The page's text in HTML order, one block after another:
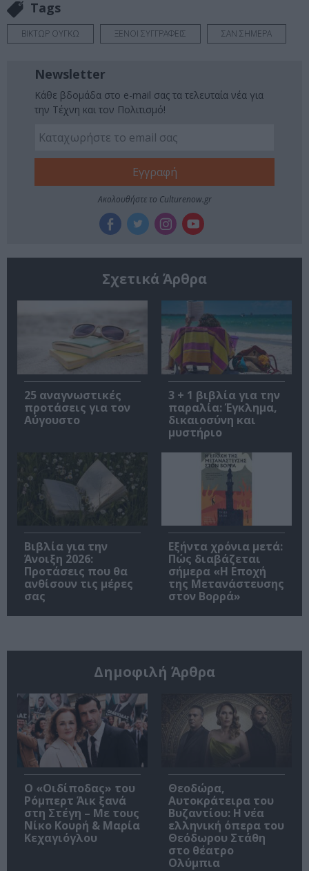
Tags
ΒΙΚΤΩΡ ΟΥΓΚΩ ΞΕΝΟΙ ΣΥΓΓΡΑΦΕΙΣ ΣΑΝ ΣΗΜΕΡΑ
Newsletter
Κάθε βδομάδα στο e-mail σας τα τελευταία νέα για
την Τέχνη και τον Πολιτισμό!
Ακολουθήστε το Culturenow.gr
Σχετικά Άρθρα
25 αναγνωστικές
προτάσεις για τον
Αύγουστο
3 + 1 βιβλία για την
παραλία: Έγκλημα,
δικαιοσύνη και
μυστήριο
Βιβλία για την
Άνοιξη 2026:
Προτάσεις που θα
ανθίσουν τις μέρες
σας
Εξήντα χρόνια μετά:
Πώς διαβάζεται
σήμερα «Η Εποχή
της Μετανάστευσης
στον Βορρά»
Δημοφιλή Άρθρα
O «Οιδίποδας» του
Ρόμπερτ Άικ ξανά
στη Στέγη – Με τους
Νίκο Κουρή & Μαρία
Κεχαγιόγλου
Θεοδώρα,
Αυτοκράτειρα του
Βυζαντίου: Η νέα
ελληνική όπερα του
Θεόδωρου Στάθη
στο θέατρο
Ολύμπια